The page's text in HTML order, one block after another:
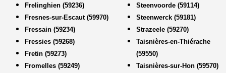
Frelinghien (59236)
Fresnes-sur-Escaut (59970)
Fressain (59234)
Fressies (59268)
Fretin (59273)
Fromelles (59249)
Steenvoorde (59114)
Steenwerck (59181)
Strazeele (59270)
Taisnières-en-Thiérache
(59550)
Taisnières-sur-Hon (59570)